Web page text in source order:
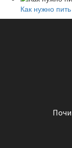
Как нужно